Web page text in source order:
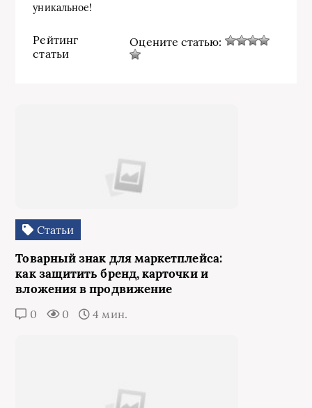
уникальное!
Рейтинг
статьи
Оцените статью:
Статьи
Товарный знак для маркетплейса:
как защитить бренд, карточки и
вложения в продвижение
0 0 4 мин.